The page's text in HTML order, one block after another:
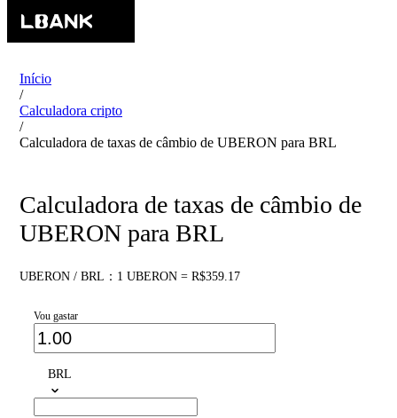
Início
/
Calculadora cripto
/
Calculadora de taxas de câmbio de UBERON para BRL
Calculadora de taxas de câmbio de
UBERON para BRL
UBERON / BRL：1 UBERON = R$359.17
Vou gastar
BRL